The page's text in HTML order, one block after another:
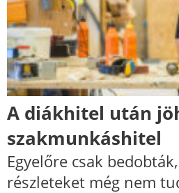
A diákhitel után
szakmunkáshitel
Egyelőre csak
részleteket még nem